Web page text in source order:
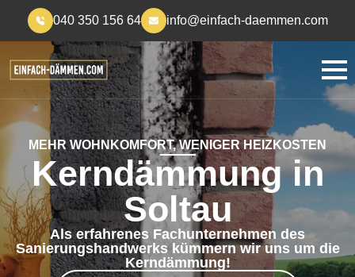
040 350 156 64 info@einfach-daemmen.com
MEHR WOHNKOMFORT, WENIGER HEIZKOSTEN
Kerndämmung in
Soltau
Als erfahrenes Fachunternehmen des
Sanierungshandwerks kümmern wir uns um die
Kerndämmung!